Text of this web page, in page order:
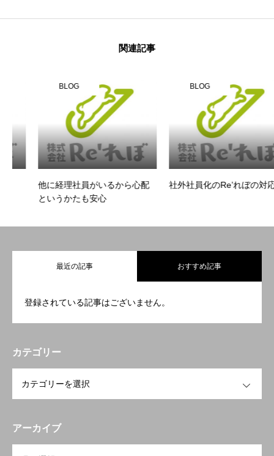
関連記事
他に経理社員がいるから心配
というかたも安心
社外社員化のRe’れぼの対応
最近の記事 おすすめ記事
登録されている記事はございません。
カテゴリー
アーカイブ